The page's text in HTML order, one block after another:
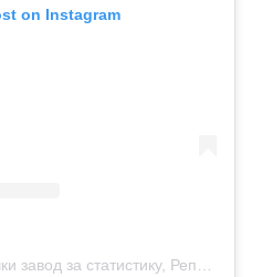
on Instagram